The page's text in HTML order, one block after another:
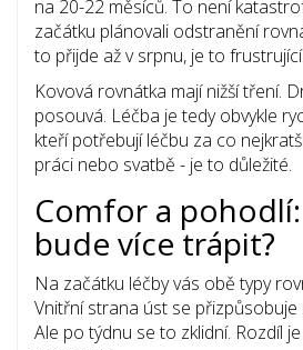
na 20-22 měsíců. To není
začátku plánovali odstranění
to přijde až v srpnu, je to frustrující.
Kovová rovnátka mají nižší tření.
posouvá. Léčba je tedy obvykle
kteří potřebují léčbu za co
práci nebo svatbě - je to důležité.
Comfor a
bude více trápit?
Na začátku léčby vás obě typy
Vnitřní strana úst se přizpůsobuje
Ale po týdnu se to zklidní. Rozdíl